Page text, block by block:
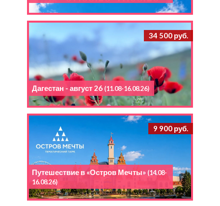
34 500 руб.
Дагестан - август 26 (11.08-16.08.26)
9 900 руб.
Путешествие в «Остров Мечты» (14.08-
16.08.26)